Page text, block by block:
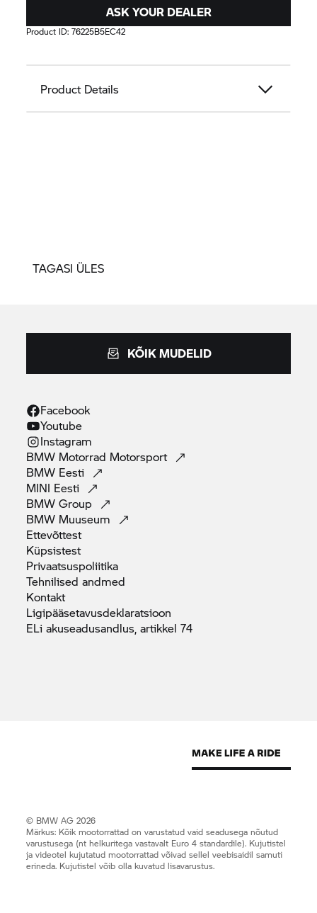
ASK YOUR DEALER
Product ID:76225B5EC42
Product Details
TAGASI ÜLES
KÕIK MUDELID
Facebook
Youtube
Instagram
BMW Motorrad Motorsport
BMW Eesti
MINI Eesti
BMWGroup
BMW Muuseum
Ettevõttest
Küpsistest
Privaatsuspoliitika
Tehnilisedandmed
Kontakt
Ligipääsetavusdeklaratsioon
ELi akuseadusandlus, artikkel74
© BMW AG 2026
Märkus: Kõik mootorrattad on varustatud vaid seadusega nõutud
varustusega (nt helkuritega vastavalt Euro 4 standardile). Kujutistel
ja videotel kujutatud mootorrattad võivad sellel veebisaidil samuti
erineda. Kujutistel võib olla kuvatud lisavarustus.